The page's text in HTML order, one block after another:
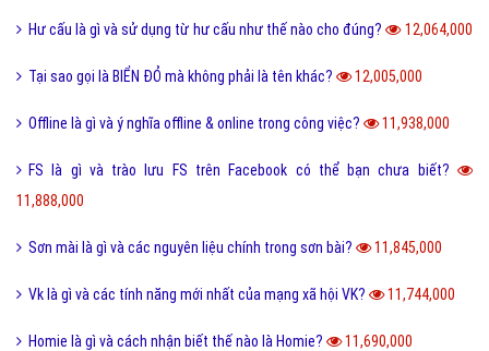
Hư cấu là gì và sử dụng từ hư cấu như thế nào cho đúng? 12,064,000
Tại sao gọi là BIỂN ĐỎ mà không phải là tên khác? 12,005,000
Offline là gì và ý nghĩa offline & online trong công việc? 11,938,000
FS là gì và trào lưu FS trên Facebook có thể bạn chưa biết?
11,888,000
Sơn mài là gì và các nguyên liệu chính trong sơn bài? 11,845,000
Vk là gì và các tính năng mới nhất của mạng xã hội VK? 11,744,000
Homie là gì và cách nhận biết thế nào là Homie? 11,690,000